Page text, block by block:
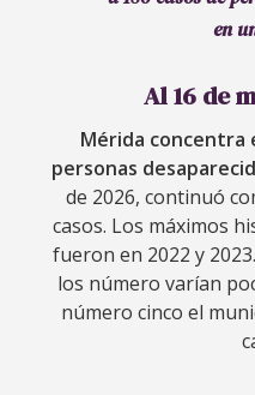
en
Al 16 de
Mérida concentra
personas
de 2026, continuó
casos. Los máximos
fueron en 2022 y
los número varían
número cinco el